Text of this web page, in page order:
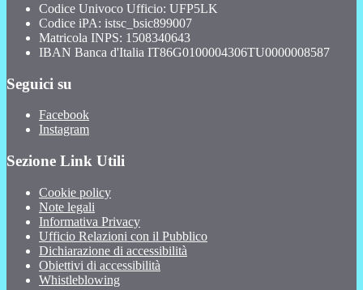
Codice Univoco Ufficio: UFP5LK
Codice iPA: istsc_bsic899007
Matricola INPS: 1508340643
IBAN Banca d'Italia IT86G0100004306TU0000008587
Seguici su
Facebook
Instagram
Sezione Link Utili
Cookie policy
Note legali
Informativa Privacy
Ufficio Relazioni con il Pubblico
Dichiarazione di accessibilità
Obiettivi di accessibilità
Whistleblowing